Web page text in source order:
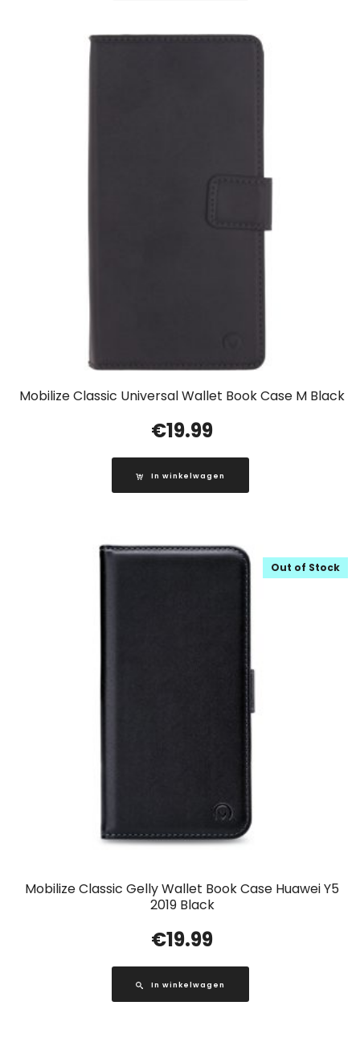
Mobilize Classic Universal Wallet Book Case M Black
€19.99
In winkelwagen
Mobilize Classic Gelly Wallet Book Case Huawei Y5
2019 Black
Out of Stock
€19.99
In winkelwagen